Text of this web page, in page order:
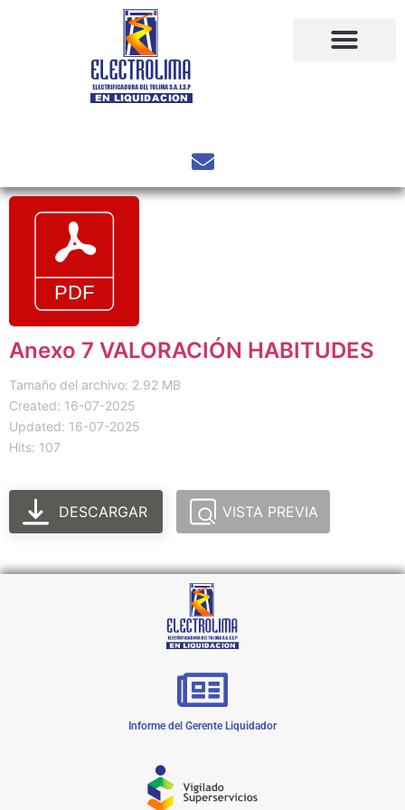
Anexo 7 VALORACIÓN HABITUDES
Tamaño del archivo: 2.92 MB
Created: 16-07-2025
Updated: 16-07-2025
Hits: 107
DESCARGAR VISTA PREVIA
Informe del Gerente Liquidador